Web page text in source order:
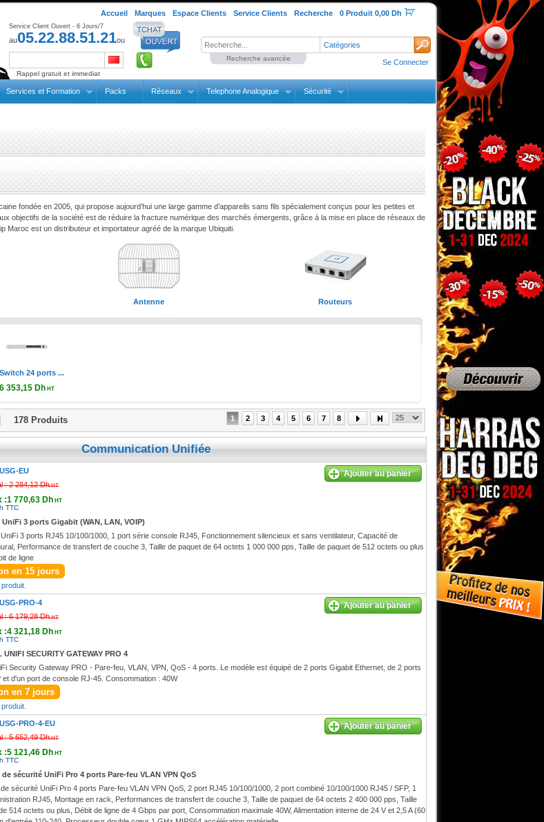
Accueil Marques Espace Clients Service Clients Recherche 0 Produit 0,00 Dh
Catégories
Recherche avancée
Service Client Ouvert - 6 Jours/7
au05.22.88.51.21ou
Rappel gratuit et immediat
Se Connecter
Services et Formation Packs Réseaux Telephone Analogique Sécurité
fondée en 2005, qui propose aujourd’hui une large gamme d’appareils sans fils spécialement conçus pour les petites et
objectifs de la société est de réduire la fracture numérique des marchés émergents, grâce à la mise en place de réseaux de
Maroc est un distributeur et importateur agréé de la marque Ubiquiti.
Antenne Routeurs
Switch 24 ports ...
6 353,15 DhHT
178 Produits 1 2 3 4 5 6 7 8
Communication Unifiée
USG-EU
:2 284,12 DhHT
:1 770,63 DhHT
TTC
Ajouter au panier
UniFi 3 ports Gigabit (WAN, LAN, VOIP)
3 ports RJ45 10/100/1000, 1 port série console RJ45, Fonctionnement silencieux et sans ventilateur, Capacité de
Performance de transfert de couche 3, Taille de paquet de 64 octets 1 000 000 pps, Taille de paquet de 512 octets ou plus
de ligne
en 15 jours
USG-PRO-4
:6 179,28 DhHT
:4 321,18 DhHT
TTC
Ajouter au panier
UNIFI SECURITY GATEWAY PRO 4
Security Gateway PRO - Pare-feu, VLAN, VPN, QoS - 4 ports. Le modèle est équipé de 2 ports Gigabit Ethernet, de 2 ports
et d'un port de console RJ-45. Consommation : 40W
en 7 jours
USG-PRO-4-EU
:5 652,49 DhHT
:5 121,46 DhHT
TTC
Ajouter au panier
de sécurité UniFi Pro 4 ports Pare-feu VLAN VPN QoS
sécurité UniFi Pro 4 ports Pare-feu VLAN VPN QoS, 2 port RJ45 10/100/1000, 2 port combiné 10/100/1000 RJ45 / SFP, 1
RJ45, Montage en rack, Performances de transfert de couche 3, Taille de paquet de 64 octets 2 400 000 pps, Taille
514 octets ou plus, Débit de ligne de 4 Gbps par port, Consommation maximale 40W, Alimentation interne de 24 V et 2,5 A (60